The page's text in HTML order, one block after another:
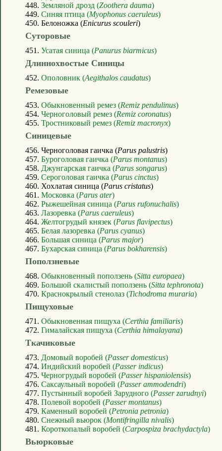
448. Земляной дрозд (Zoothera dauma)
449. Синяя птица (Myophonus caeruleus)
450. Белоножка (Enicurus scouleri)
Суторовые
451. Усатая синица (Panurus biarmicus)
Длиннохвостые Синицы
452. Ополовник (Aegithalos caudatus)
Ремезовые
453. Обыкновенный ремез (Remiz pendulinus)
454. Черноголовый ремез (Remiz coronatus)
455. Тростниковый ремез (Remiz macronyx)
Синицевые
456. Черноголовая гаичка (Parus palustris)
457. Буроголовая гаичка (Parus montanus)
458. Джунгарская гаичка (Parus songarus)
459. Сероголовая гаичка (Parus cinctus)
460. Хохлатая синица (Parus cristatus)
461. Московка (Parus ater)
462. Рыжешейная синица (Parus rufonuchalis)
463. Лазоревка (Parus caeruleus)
464. Желтогрудый князек (Parus flavipectus)
465. Белая лазоревка (Parus cyanus)
466. Большая синица (Parus major)
467. Бухарская синица (Parus bokharensis)
Поползневые
468. Обыкновенный поползень (Sitta europaea)
469. Большой скалистый поползень (Sitta tephronota)
470. Краснокрылый стенолаз (Tichodroma muraria)
Пищуховые
471. Обыкновенная пищуха (Certhia familiaris)
472. Гималайская пищуха (Certhia himalayana)
Ткачиковые
473. Домовый воробей (Passer domesticus)
474. Индийский воробей (Passer indicus)
475. Черногрудый воробей (Passer hispaniolensis)
476. Саксаульный воробей (Passer ammodendri)
477. Пустынный воробей Зарудного (Passer zarudnyi)
478. Полевой воробей (Passer montanus)
479. Каменный воробей (Petronia petronia)
480. Снежный вьюрок (Montifringilla nivalis)
481. Короткопалый воробей (Carpospiza brachydactyla)
Вьюрковые